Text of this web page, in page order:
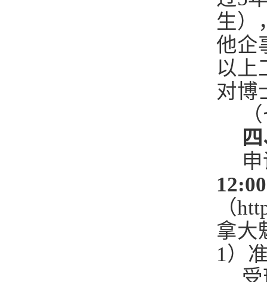
生）
他企
以上
对博
12:00
（
拿大
1）